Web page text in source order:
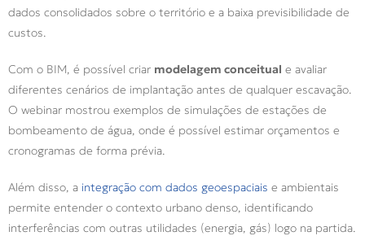
dados consolidados sobre o território e a baixa previsibilidade de
custos.
Com o BIM, é possível criar modelagem conceitual e avaliar
diferentes cenários de implantação antes de qualquer escavação.
O webinar mostrou exemplos de simulações de estações de
bombeamento de água, onde é possível estimar orçamentos e
cronogramas de forma prévia.
Além disso, a integração com dados geoespaciais e ambientais
permite entender o contexto urbano denso, identificando
interferências com outras utilidades (energia, gás) logo na partida.